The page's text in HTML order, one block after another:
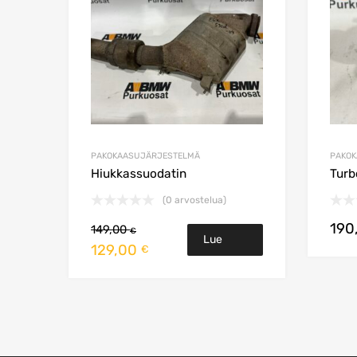
PAKOKAASUJÄRJESTELMÄ
Hiukkassuodatin
(0 arvostelua)
149,00€
Alkuperäinen
129,00 €
Nykyinen
Lue